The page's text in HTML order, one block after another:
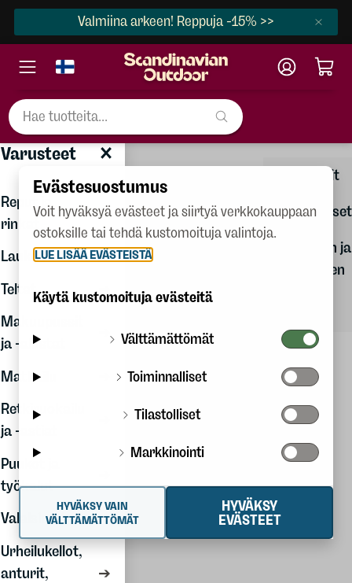
Valmiina arkeen! Reppuja -15% >>
Varusteet
Naiset
Miehet
Lapset
Kengät
Varusteet
Talvilajit
Kesälajit
Partio
Outlet
Tuotemerkit
Kiertotalous
Second hand
Vuokraamo
Varusteet ×
Reput ja
rinkat
Laukut
Teltat
Makuupussit
ja -alustat
Matkailu
Retkiruokailu
ja -astiat
Puukot ja
työkalut
Valaisimet
Urheilukellot,
anturit,
Lahjakortit
Kaiverrukset
Vaatteiden ja
varusteiden
Evästesuostumus
Voit hyväksyä evästeet ja siirtyä verkkokauppaan
ostoksille tai tehdä kustomoituja valintoja.
LUE LISÄÄ EVÄSTEISTÄ
Käytä kustomoituja evästeitä
Välttämättömät
Toiminnalliset
Tilastolliset
Markkinointi
HYVÄKSY
EVÄSTEET
HYVÄKSY VAIN
VÄLTTÄMÄTTÖMÄT